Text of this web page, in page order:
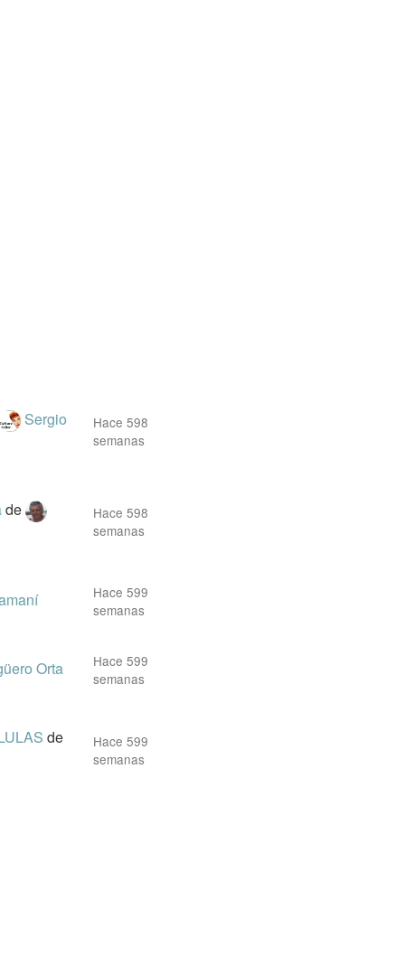
Sergio
Hace 598
semanas
de
Hace 598
semanas
Hace 599
semanas
Orta
Hace 599
semanas
de
Hace 599
semanas